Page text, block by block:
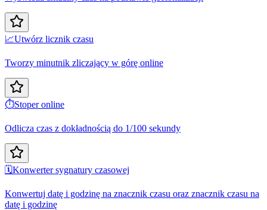
📈Utwórz licznik czasu
Tworzy minutnik zliczający w górę online
⏱️Stoper online
Odlicza czas z dokładnością do 1/100 sekundy
🗓️Konwerter sygnatury czasowej
Konwertuj datę i godzinę na znacznik czasu oraz znacznik czasu na
datę i godzinę